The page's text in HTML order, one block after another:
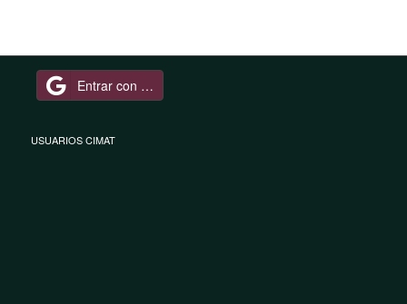
Entrar con Google
USUARIOS CIMAT